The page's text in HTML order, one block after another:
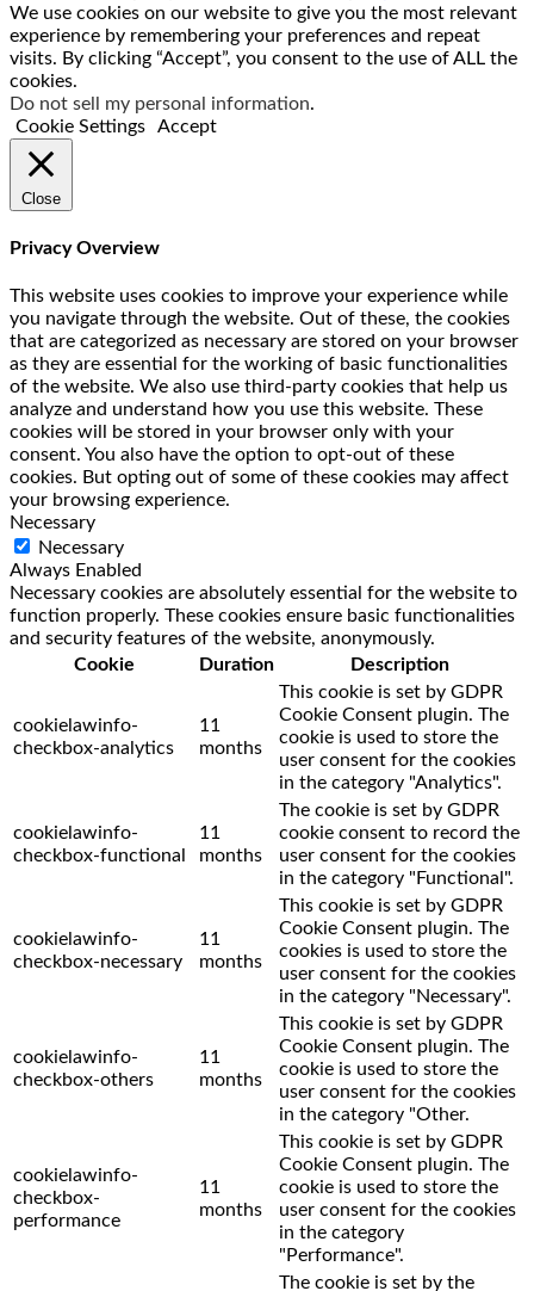
We use cookies on our website to give you the most relevant
experience by remembering your preferences and repeat
visits. By clicking “Accept”, you consent to the use of ALL the
cookies.
Do not sell my personal information.
Cookie Settings
Accept
Close
Privacy Overview
This website uses cookies to improve your experience while
you navigate through the website. Out of these, the cookies
that are categorized as necessary are stored on your browser
as they are essential for the working of basic functionalities
of the website. We also use third-party cookies that help us
analyze and understand how you use this website. These
cookies will be stored in your browser only with your
consent. You also have the option to opt-out of these
cookies. But opting out of some of these cookies may affect
your browsing experience.
Necessary
Necessary
Always Enabled
Necessary cookies are absolutely essential for the website to
function properly. These cookies ensure basic functionalities
and security features of the website, anonymously.
Cookie
Duration Description
cookielawinfo-
checkbox-analytics
11
months
This cookie is set by GDPR
Cookie Consent plugin. The
cookie is used to store the
user consent for the cookies
in the category "Analytics".
cookielawinfo-
checkbox-functional
11
months
The cookie is set by GDPR
cookie consent to record the
user consent for the cookies
in the category "Functional".
cookielawinfo-
checkbox-necessary
11
months
This cookie is set by GDPR
Cookie Consent plugin. The
cookies is used to store the
user consent for the cookies
in the category "Necessary".
cookielawinfo-
checkbox-others
11
months
This cookie is set by GDPR
Cookie Consent plugin. The
cookie is used to store the
user consent for the cookies
in the category "Other.
cookielawinfo-
checkbox-
performance
11
months
This cookie is set by GDPR
Cookie Consent plugin. The
cookie is used to store the
user consent for the cookies
in the category
"Performance".
The cookie is set by the